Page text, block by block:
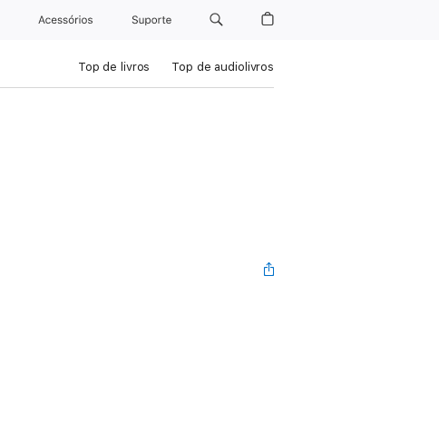
Acessórios Suporte
Top de livros Top de audiolivros